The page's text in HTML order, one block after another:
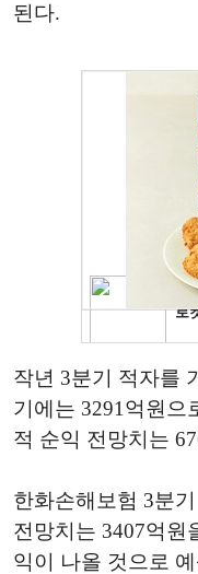
된다.
작년 3분기 적자를
기에는 3291억원으
적 순익 전망치는
한화손해보험 3분
전망치는 3407억원
익이 나올 것으로